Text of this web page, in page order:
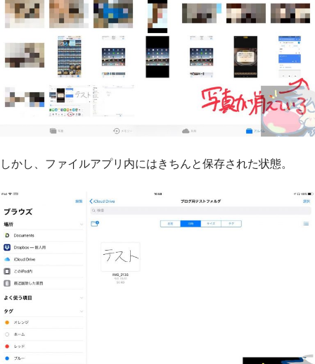
しかし、ファイルアプリ内にはきちんと保存された状態。